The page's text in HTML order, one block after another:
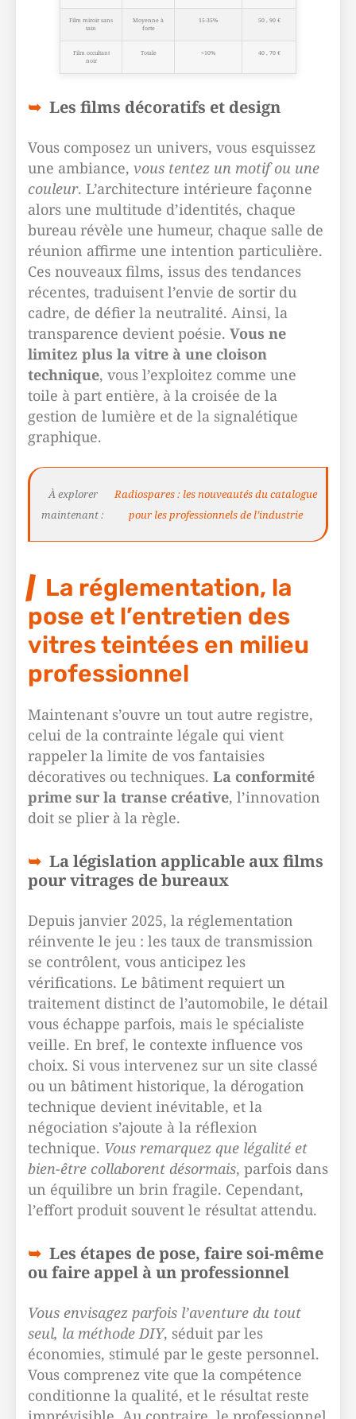
Film miroir sans
tain
Moyenne à
forte
15-35% 50 , 90 €
Film occultant
noir
Totale <10% 40 , 70 €
Les films décoratifs et design
Vous composez un univers, vous esquissez
une ambiance, vous tentez un motif ou une
couleur. L’architecture intérieure façonne
alors une multitude d’identités, chaque
bureau révèle une humeur, chaque salle de
réunion affirme une intention particulière.
Ces nouveaux films, issus des tendances
récentes, traduisent l’envie de sortir du
cadre, de défier la neutralité. Ainsi, la
transparence devient poésie. Vous ne
limitez plus la vitre à une cloison
technique, vous l’exploitez comme une
toile à part entière, à la croisée de la
gestion de lumière et de la signalétique
graphique.
À explorer
maintenant :
Radiospares : les nouveautés du catalogue
pour les professionnels de l’industrie
La réglementation, la
pose et l’entretien des
vitres teintées en milieu
professionnel
Maintenant s’ouvre un tout autre registre,
celui de la contrainte légale qui vient
rappeler la limite de vos fantaisies
décoratives ou techniques. La conformité
prime sur la transe créative, l’innovation
doit se plier à la règle.
La législation applicable aux films
pour vitrages de bureaux
Depuis janvier 2025, la réglementation
réinvente le jeu : les taux de transmission
se contrôlent, vous anticipez les
vérifications. Le bâtiment requiert un
traitement distinct de l’automobile, le détail
vous échappe parfois, mais le spécialiste
veille. En bref, le contexte influence vos
choix. Si vous intervenez sur un site classé
ou un bâtiment historique, la dérogation
technique devient inévitable, et la
négociation s’ajoute à la réflexion
technique. Vous remarquez que légalité et
bien-être collaborent désormais, parfois dans
un équilibre un brin fragile. Cependant,
l’effort produit souvent le résultat attendu.
Les étapes de pose, faire soi-même
ou faire appel à un professionnel
Vous envisagez parfois l’aventure du tout
seul, la méthode DIY, séduit par les
économies, stimulé par le geste personnel.
Vous comprenez vite que la compétence
conditionne la qualité, et le résultat reste